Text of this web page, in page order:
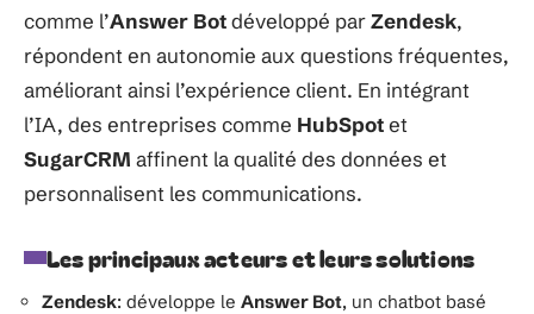
comme l’Answer Botdéveloppé parZendesk,
répondent en autonomie aux questions fréquentes,
améliorant ainsi l’expérience client. En intégrant
l’IA, des entreprises comme HubSpotet
SugarCRM affinent la qualité des données et
personnalisent les communications.
Les principaux acteurs et leurs solutions
Zendesk: développe le Answer Bot, un chatbot basé